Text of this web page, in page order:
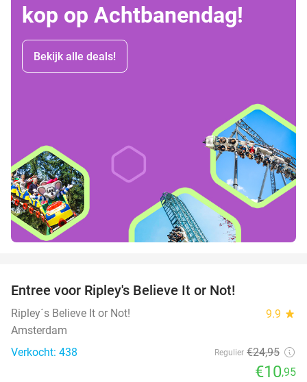
kop op Achtbanendag!
Bekijk alle deals!
Entree voor Ripley's Believe It or Not!
Ripley´s Believe It or Not! 9.9 star
Amsterdam
Verkocht: 438
Regulier €24,95
€10,95